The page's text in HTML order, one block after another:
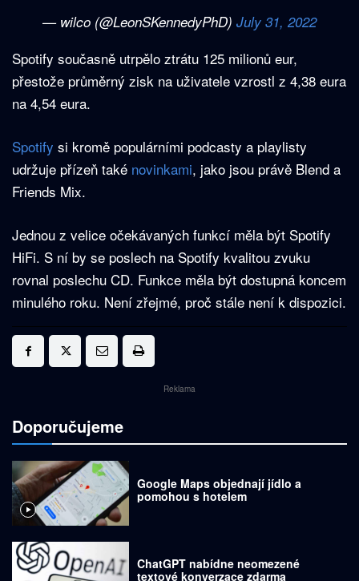
— wilco (@LeonSKennedyPhD) July 31, 2022
Spotify současně utrpělo ztrátu 125 milionů eur,
přestože průměrný zisk na uživatele vzrostl z 4,38 eura
na 4,54 eura.
Spotify si kromě populárními podcasty a playlisty
udržuje přízeň také novinkami, jako jsou právě Blend a
Friends Mix.
Jednou z velice očekávaných funkcí měla být Spotify
HiFi. S ní by se poslech na Spotify kvalitou zvuku
rovnal poslechu CD. Funkce měla být dostupná koncem
minulého roku. Není zřejmé, proč stále není k dispozici.
Reklama
Doporučujeme
Google Maps objednají jídlo a
pomohou s hotelem
ChatGPT nabídne neomezené
textové konverzace zdarma